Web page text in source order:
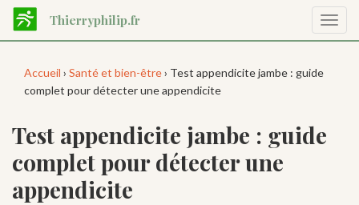
Aller
contenu
Thierryphilip.fr
la
Accueil › Santé et bien-être› Test appendicite jambe : guide
complet pour détecter une appendicite
Test appendicite jambe : guide
complet pour détecter une
appendicite